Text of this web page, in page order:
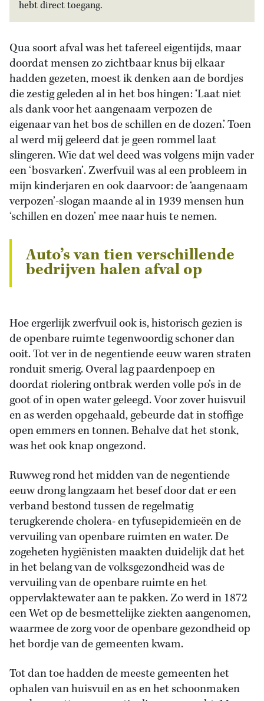
hebt direct toegang.
Qua soort afval was het tafereel eigentijds, maar
doordat mensen zo zichtbaar knus bij elkaar
hadden gezeten, moest ik denken aan de bordjes
die zestig geleden al in het bos hingen: ‘Laat niet
als dank voor het aangenaam verpozen de
eigenaar van het bos de schillen en de dozen.’ Toen
al werd mij geleerd dat je geen rommel laat
slingeren. Wie dat wel deed was volgens mijn vader
een ‘bosvarken’. Zwerfvuil was al een probleem in
mijn kinderjaren en ook daarvoor: de ‘aangenaam
verpozen’-slogan maande al in 1939 mensen hun
‘schillen en dozen’ mee naar huis te nemen.
Auto’s van tien verschillende
bedrijven halen afval op
Hoe ergerlijk zwerfvuil ook is, historisch gezien is
de openbare ruimte tegenwoordig schoner dan
ooit. Tot ver in de negentiende eeuw waren straten
ronduit smerig. Overal lag paardenpoep en
doordat riolering ontbrak werden volle po’s in de
goot of in open water geleegd. Voor zover huisvuil
en as werden opgehaald, gebeurde dat in stoffige
open emmers en tonnen. Behalve dat het stonk,
was het ook knap ongezond.
Ruwweg rond het midden van de negentiende
eeuw drong langzaam het besef door dat er een
verband bestond tussen de regelmatig
terugkerende cholera- en tyfusepidemieën en de
vervuiling van openbare ruimten en water. De
zogeheten hygiënisten maakten duidelijk dat het
in het belang van de volksgezondheid was de
vervuiling van de openbare ruimte en het
oppervlaktewater aan te pakken. Zo werd in 1872
een Wet op de besmettelijke ziekten aangenomen,
waarmee de zorg voor de openbare gezondheid op
het bordje van de gemeenten kwam.
Tot dan toe hadden de meeste gemeenten het
ophalen van huisvuil en as en het schoonmaken